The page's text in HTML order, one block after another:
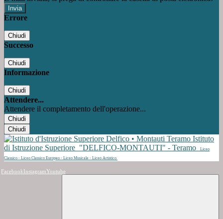
Errore
Chiudi
Successo
Chiudi
Informazione
Chiudi
Attendere...
Attendere il completamento dell'operazione...
Chiudi
Chiudi
Istituto
di Istruzione Superiore "DELFICO-MONTAUTI" - Teramo
Liceo
Classico - Liceo Classico Europeo - Liceo Musicale - Liceo Artistico
Facebook InstagramYoutube